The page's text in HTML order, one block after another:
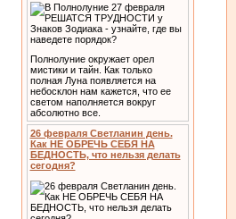
Полнолуние окружает орел
мистики и тайн. Как только
полная Луна появляется на
небосклон нам кажется, что ее
светом наполняется вокруг
абсолютно все.
26 февраля Светланин день.
Как НЕ ОБРЕЧЬ СЕБЯ НА
БЕДНОСТЬ, что нельзя делать
сегодня?